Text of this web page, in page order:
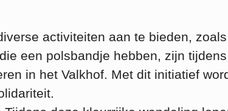
activiteiten aan te bieden,
een polsbandje hebben, zijn
in het Valkhof. Met dit initiatief